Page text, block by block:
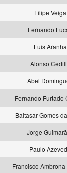
Filipe Veiga
Fernando
Luis Aranha
Alonso
Abel
Fernando Furtado
Baltasar Gomes
Jorge
Paulo
Francisco